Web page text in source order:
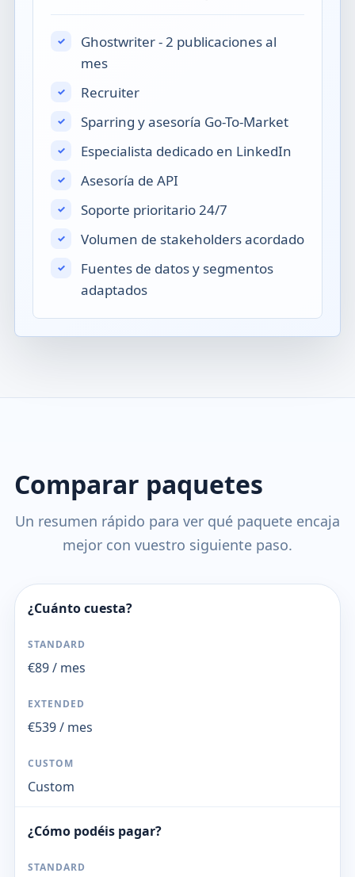
Ghostwriter - 2 publicaciones al
mes
Recruiter
Sparring y asesoría Go-To-Market
Especialista dedicado en LinkedIn
Asesoría de API
Soporte prioritario 24/7
Volumen de stakeholders acordado
Fuentes de datos y segmentos
adaptados
Comparar paquetes
Un resumen rápido para ver qué paquete encaja
mejor con vuestro siguiente paso.
¿Cuánto cuesta?
€89 / mes
€539 / mes
Custom
¿Cómo podéis pagar?